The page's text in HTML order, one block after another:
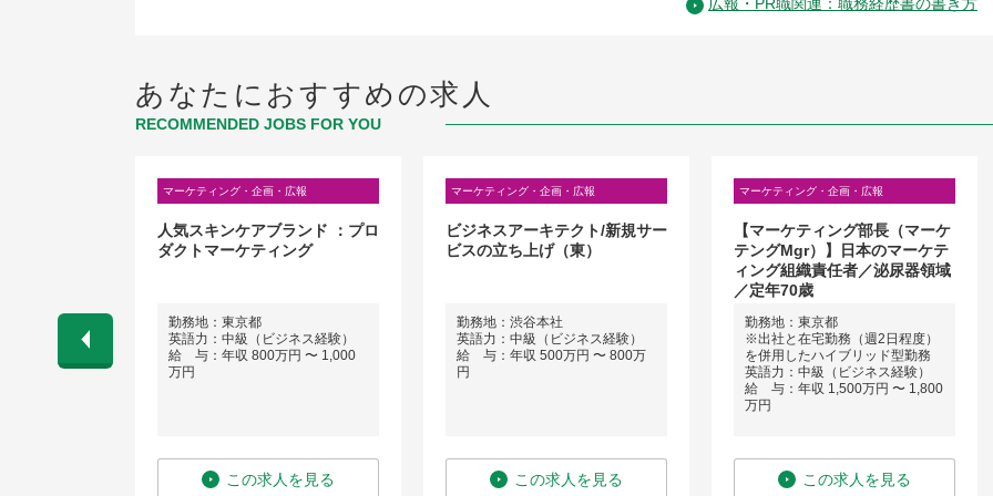
あなたにおすすめの求人
RECOMMENDED JOBS FOR YOU
マーケティング・企画・広報
人気スキンケアブランド ：プロ
ダクトマーケティング
勤務地：東京都
英語力：中級（ビジネス経験）
給 与：年収 800万円 〜 1,000
万円
この求人を見る
マーケティング・企画・広報
ビジネスアーキテクト/新規サー
ビスの立ち上げ（東）
勤務地：渋谷本社
英語力：中級（ビジネス経験）
給 与：年収 500万円 〜 800万
円
この求人を見る
マーケティング・企画・広報
【マーケティング部長（マーケ
テングMgr）】日本のマーケテ
ィング組織責任者／泌尿器領域
／定年70歳
勤務地：東京都
※出社と在宅勤務（週2日程度）
を併用したハイブリッド型勤務
英語力：中級（ビジネス経験）
給 与：年収 1,500万円 〜 1,800
万円
この求人を見る